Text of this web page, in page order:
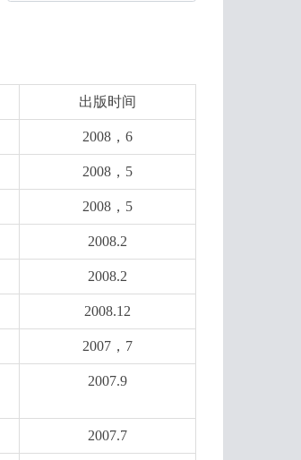
出版时间
2008，6
2008，5
2008，5
2008.2
2008.2
2008.12
2007，7
2007.9
2007.7